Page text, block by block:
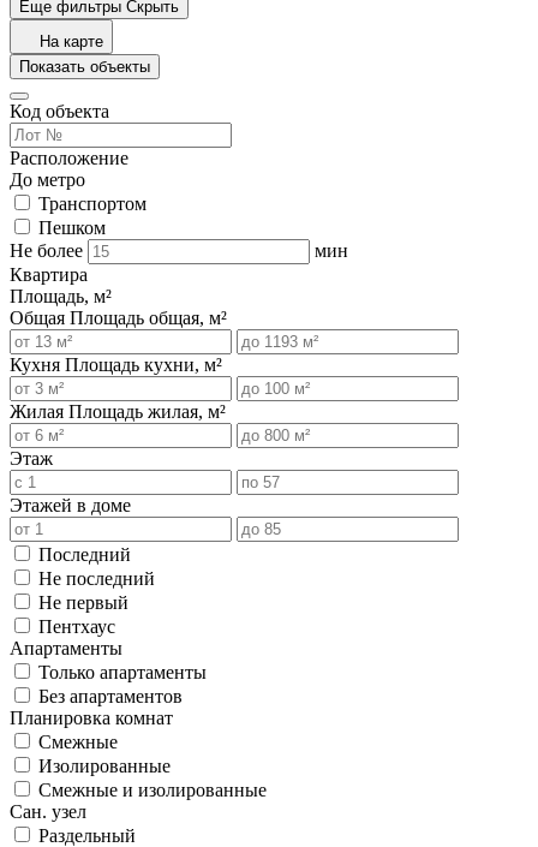
Еще фильтры Скрыть
На карте
Показать объекты
Код объекта
Расположение
До метро
Транспортом
Пешком
Не более
мин
Квартира
Площадь, м²
Общая Площадь общая, м²
Кухня Площадь кухни, м²
Жилая Площадь жилая, м²
Этаж
Этажей в доме
Последний
Не последний
Не первый
Пентхаус
Апартаменты
Только апартаменты
Без апартаментов
Планировка комнат
Смежные
Изолированные
Смежные и изолированные
Сан. узел
Раздельный